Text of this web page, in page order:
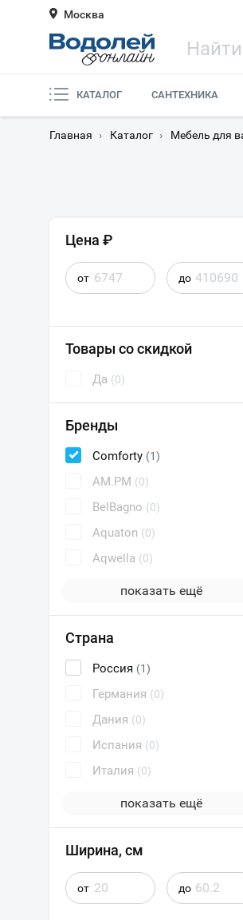
Москва
КАТАЛОГ САНТЕХНИКА
Главная › Каталог › Мебель для
Цена ₽
от до
Товары со скидкой
Да (0)
Бренды
Comforty (1)
AM.PM (0)
BelBagno (0)
Aquaton (0)
Aqwella (0)
показать ещё
Страна
Россия (1)
Германия (0)
Дания (0)
Испания (0)
Италия (0)
показать ещё
Ширина, см
от до